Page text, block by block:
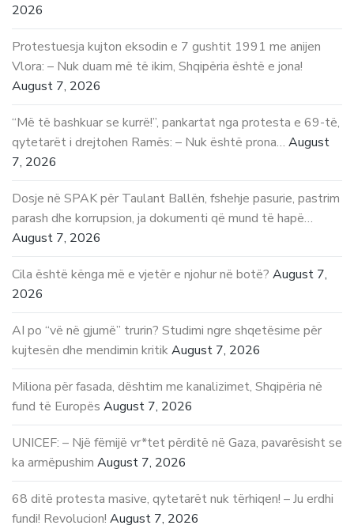
2026
Protestuesja kujton eksodin e 7 gushtit 1991 me anijen
Vlora: – Nuk duam më të ikim, Shqipëria është e jona!
August 7, 2026
“Më të bashkuar se kurrë!”, pankartat nga protesta e 69-të,
qytetarët i drejtohen Ramës: – Nuk është prona… August
7, 2026
Dosje në SPAK për Taulant Ballën, fshehje pasurie, pastrim
parash dhe korrupsion, ja dokumenti që mund të hapë…
August 7, 2026
Cila është kënga më e vjetër e njohur në botë? August 7,
2026
AI po “vë në gjumë” trurin? Studimi ngre shqetësime për
kujtesën dhe mendimin kritikAugust 7, 2026
Miliona për fasada, dështim me kanalizimet, Shqipëria në
fund të Europës August 7, 2026
UNICEF: – Një fëmijë vr*tet përditë në Gaza, pavarësisht se
ka armëpushim August 7, 2026
68 ditë protesta masive, qytetarët nuk tërhiqen! – Ju erdhi
fundi! Revolucion! August 7, 2026